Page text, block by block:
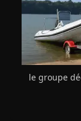
le groupe